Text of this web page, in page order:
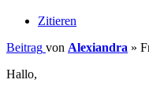
Zitieren
Beitrag von Alexiandra »
Hallo,